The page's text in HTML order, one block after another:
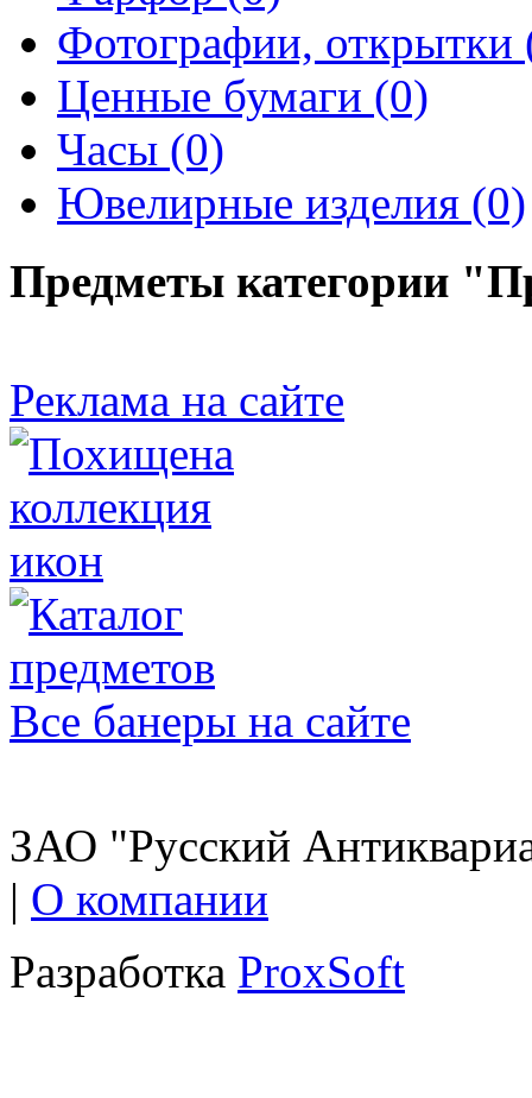
Фотографии, открытки
Ценные бумаги (0)
Часы (0)
Ювелирные изделия (0)
Предметы категории
Реклама на сайте
Все банеры на сайте
ЗАО "Русский
| О компании
Разработка ProxSoft